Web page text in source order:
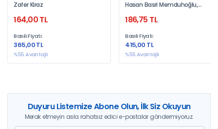
Zafer Kiraz
164,00 TL
Basılı Fiyatı:
365,00 TL
%55 Avantajlı
Hasan Basri Memduhoğlu,
186,75 TL
Basılı Fiyatı:
415,00 TL
%55 Avantajlı
Duyuru Listemize Abone Olun, İlk Siz Okuyun
Merak etmeyin asla rahatsız edici e-postalar göndermiyoruz.